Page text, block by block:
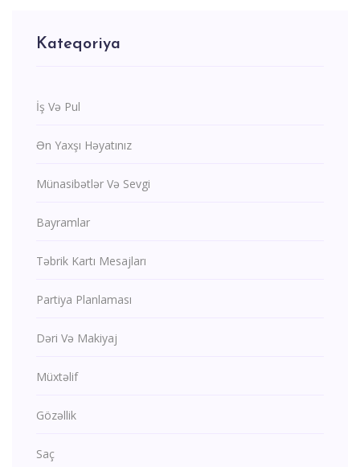
Kateqoriya
İş Və Pul
Ən Yaxşı Həyatınız
Münasibətlər Və Sevgi
Bayramlar
Təbrik Kartı Mesajları
Partiya Planlaması
Dəri Və Makiyaj
Müxtəlif
Gözəllik
Saç